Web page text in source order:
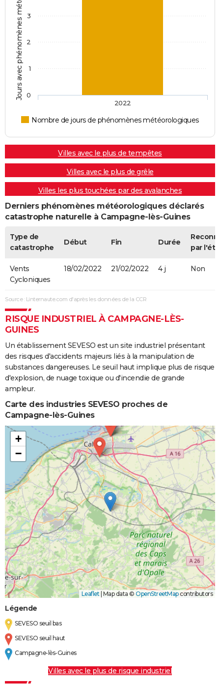
Jours avec phénomènes météorologiques
Nombre de jours de phénomènes météorologiques
2022
0
1
2
3
Villes avec le plus de tempêtes
Villes avec le plus de grêle
Villes les plus touchées par des avalanches
Derniers phénomènes météorologiques déclarés
catastrophe naturelle à Campagne-lès-Guines
Type de
catastrophe
Début Fin Durée
par
Vents
Cycloniques
18/02/2022 21/02/2022 4 j Non
Source : Linternaute.com d'après les données de la CCR
RISQUE INDUSTRIEL À CAMPAGNE-LÈS-
GUINES
Un établissement SEVESO est un site industriel présentant
des risques d'accidents majeurs liés à la manipulation de
substances dangereuses. Le seuil haut implique plus de risque
d'explosion, de nuage toxique ou d'incendie de grande
ampleur.
Carte des industries SEVESO proches de
Campagne-lès-Guines
+
−
Leaflet Map data © OpenStreetMapcontributors
Légende
SEVESO seuil bas
SEVESO seuil haut
Campagne-lès-Guines
Villes avec le plus de risque industriel